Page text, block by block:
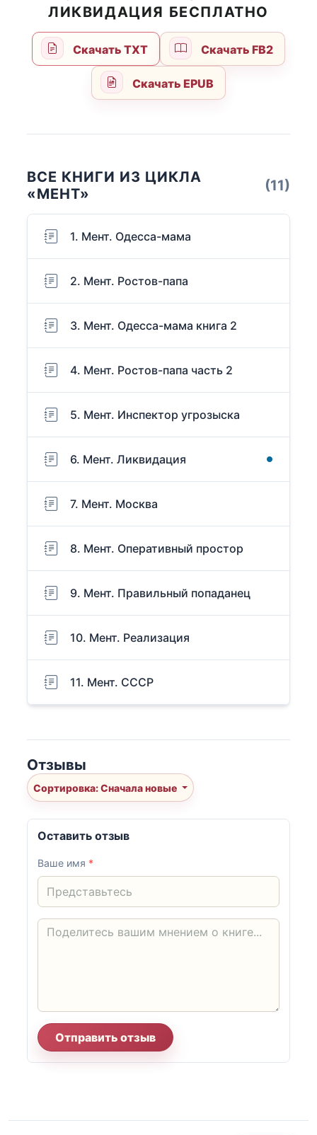
ЛИКВИДАЦИЯ БЕСПЛАТНО
Скачать TXT Скачать FB2
Скачать EPUB
ВСЕ КНИГИ ИЗ ЦИКЛА
«МЕНТ»
(11)
1. Мент. Одесса-мама
2. Мент. Ростов-папа
3. Мент. Одесса-мама книга 2
4. Мент. Ростов-папа часть 2
5. Мент. Инспектор угрозыска
6. Мент. Ликвидация
7. Мент. Москва
8. Мент. Оперативный простор
9. Мент. Правильный попаданец
10. Мент. Реализация
11. Мент. СССР
Отзывы
Сортировка: Сначала новые
Оставить отзыв
Ваше имя *
Отправить отзыв